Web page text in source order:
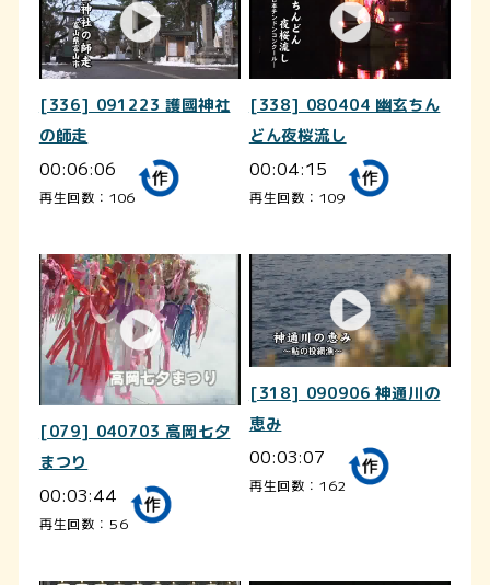
[336] 091223 護國神社
の師走
00:06:06
再生回数：106
[338] 080404 幽玄ちん
どん夜桜流し
00:04:15
再生回数：109
[079] 040703 高岡七夕
まつり
00:03:44
再生回数：56
[318] 090906 神通川の
恵み
00:03:07
再生回数：162